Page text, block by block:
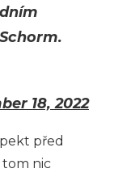
18, 2022
před
tom nic